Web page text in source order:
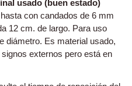
usado (buen estado)
con candados de 6 mm
12 cm. de largo. Para uso
diámetro. Es material usado,
externos pero está en